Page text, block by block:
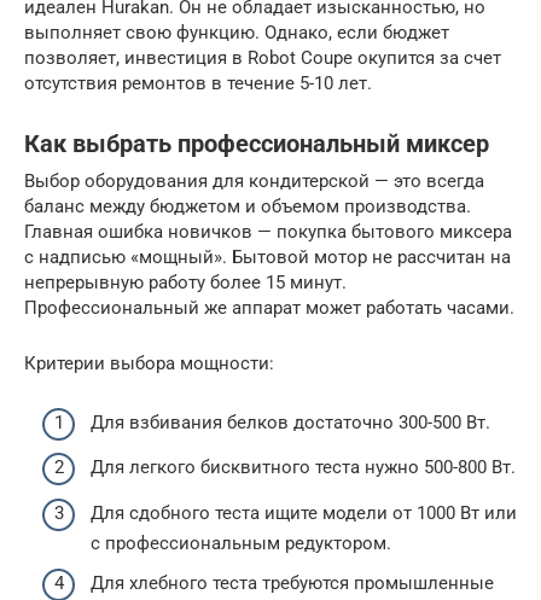
идеален Hurakan. Он не обладает изысканностью, но
выполняет свою функцию. Однако, если бюджет
позволяет, инвестиция в Robot Coupe окупится за счет
отсутствия ремонтов в течение 5-10 лет.
Как выбрать профессиональный миксер
Выбор оборудования для кондитерской — это всегда
баланс между бюджетом и объемом производства.
Главная ошибка новичков — покупка бытового миксера
с надписью «мощный». Бытовой мотор не рассчитан на
непрерывную работу более 15 минут.
Профессиональный же аппарат может работать часами.
Критерии выбора мощности:
Для взбивания белков достаточно 300-500 Вт.
Для легкого бисквитного теста нужно 500-800 Вт.
Для сдобного теста ищите модели от 1000 Вт или
с профессиональным редуктором.
Для хлебного теста требуются промышленные